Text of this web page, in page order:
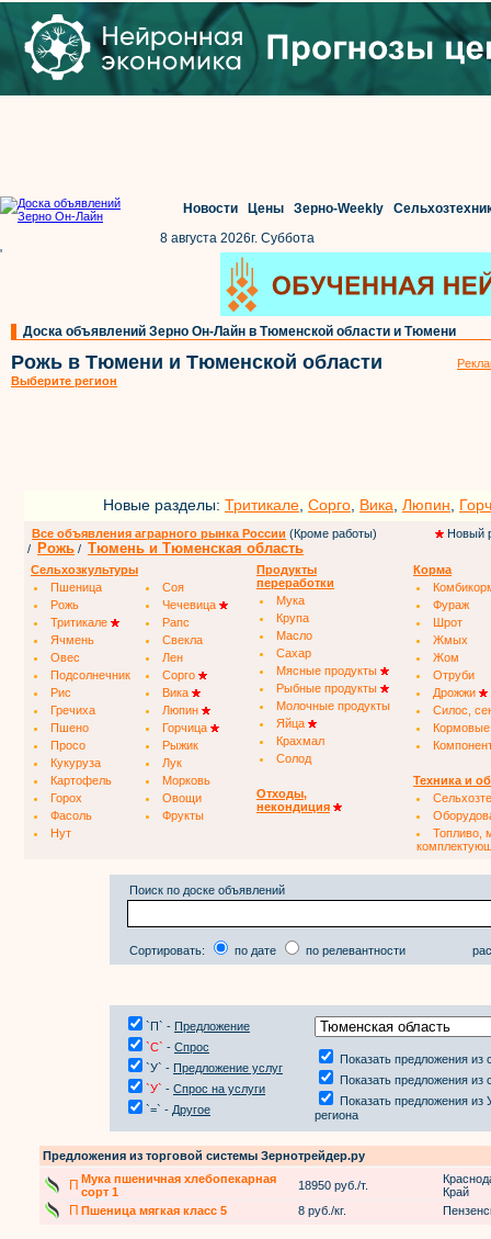
Новости Цены Зерно-Weekly
8 августа 2026г. Суббота
'
Доска объявлений Зерно Он-Лайн в Тюменской области и Тюмени
Рожь в Тюмени и Тюменской области
Выберите регион
Новые разделы: Тритикале Сорго Вика Люпин
Все объявления аграрного рынка России (Кроме работы)
Новый
/
Рожь / Тюмень и Тюменская область
Сельхозкультуры
Пшеница
Соя
Рожь
Чечевица
Тритикале
Рапс
Ячмень
Свекла
Овес
Лен
Подсолнечник
Сорго
Рис
Вика
Гречиха
Люпин
Пшено
Горчица
Просо
Рыжик
Кукуруза
Лук
Картофель
Морковь
Горох
Овощи
Фасоль
Фрукты
Нут
Продукты
переработки
Мука
Крупа
Масло
Сахар
Мясные продукты
Рыбные продукты
Молочные продукты
Яйца
Крахмал
Солод
Отходы,
некондиция
Корма
Фураж
Шрот
Жмых
Жом
Отруби
Дрожжи
Силос,
Техника и
Топливо,
Поиск по доске объявлений
Сортировать: по дате по релевантности
`П` - Предложение
`С` - Спрос
`У` - Предложение услуг
`У` - Спрос на услуги
`=` - Другое
Показать предложения из
Показать предложения из
Показать предложения из
региона
Предложения из торговой системы Зернотрейдер.ру
П Мука пшеничная хлебопекарная
сорт 1
18950 руб./т.
Край
П Пшеница мягкая класс 5 8 руб./кг.